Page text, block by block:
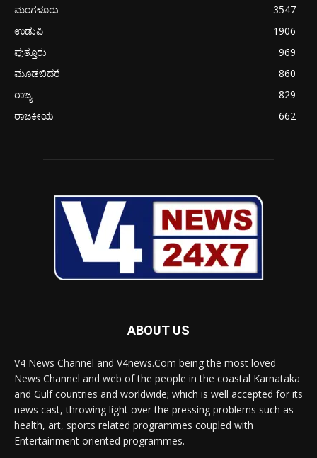
ಮಂಗಳೂರು
3547
ಉಡುಪಿ
1906
ಪುತ್ತೂರು
969
ಮೂಡಬಿದರೆ
860
ರಾಜ್ಯ
829
ರಾಜಕೀಯ
662
ABOUT US
V4 News Channel and V4news.Com being the most loved
News Channel and web of the people in the coastal Karnataka
and Gulf countries and worldwide; which is well accepted for its
news cast, throwing light over the pressing problems such as
health, art, sports related programmes coupled with
Entertainment oriented programmes.